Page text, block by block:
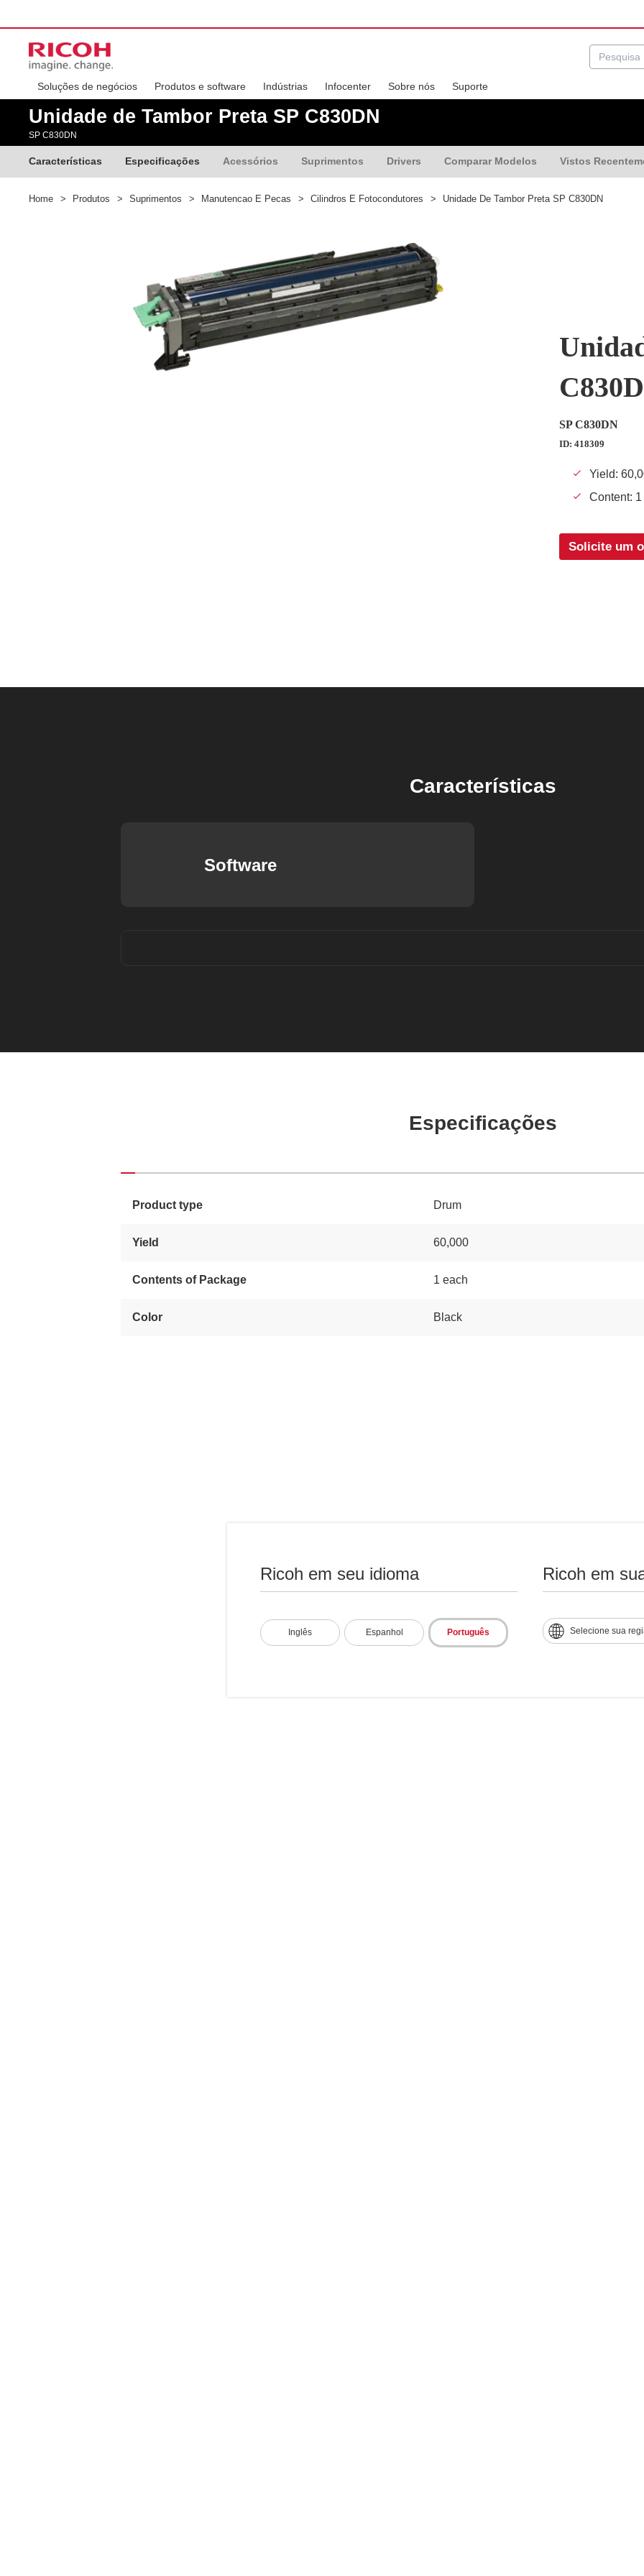
Ricoh em seu idioma
Inglês Espanhol Português
Ricoh em
Selecione sua
Soluções de negócios Produtos e software Indústrias Infocenter Sobre nós Suporte
Unidade de Tambor Preta SP C830DN
SP C830DN
Características Especificações Acessórios Suprimentos Drivers Comparar Modelos Vistos
Home > Produtos > Suprimentos > Manutencao E Pecas > Cilindros E Fotocondutores > Unidade De Tambor Preta SP C830DN
SP C830DN
ID: 418309
Yield:
Content:
Solicite um
Características
Software
Especificações
Product type Drum
Yield 60,000
Contents of Package 1 each
Color Black